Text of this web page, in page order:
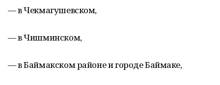
— в Чекмагушевском,
— в Чишминском,
— в Баймакском районе и городе Баймаке,